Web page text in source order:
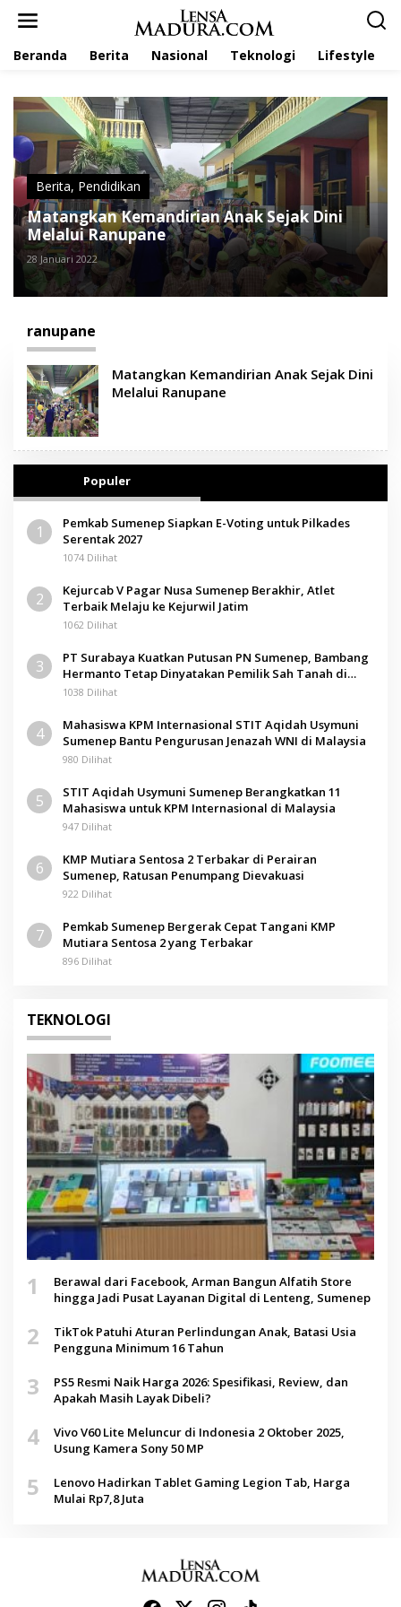
Beranda Berita Nasional Teknologi Lifestyle
Berita, Pendidikan
Matangkan Kemandirian Anak Sejak Dini
Melalui Ranupane
28 Januari 2022
ranupane
Matangkan Kemandirian Anak Sejak Dini
Melalui Ranupane
Populer
1
Pemkab Sumenep Siapkan E-Voting untuk Pilkades
Serentak 2027
1074 Dilihat
2
Kejurcab V Pagar Nusa Sumenep Berakhir, Atlet
Terbaik Melaju ke Kejurwil Jatim
1062 Dilihat
3
PT Surabaya Kuatkan Putusan PN Sumenep, Bambang
Hermanto Tetap Dinyatakan Pemilik Sah Tanah di
Pamolokan
1038 Dilihat
4
Mahasiswa KPM Internasional STIT Aqidah Usymuni
Sumenep Bantu Pengurusan Jenazah WNI di Malaysia
980 Dilihat
5
STIT Aqidah Usymuni Sumenep Berangkatkan 11
Mahasiswa untuk KPM Internasional di Malaysia
947 Dilihat
6
KMP Mutiara Sentosa 2 Terbakar di Perairan
Sumenep, Ratusan Penumpang Dievakuasi
922 Dilihat
7
Pemkab Sumenep Bergerak Cepat Tangani KMP
Mutiara Sentosa 2 yang Terbakar
896 Dilihat
TEKNOLOGI
1
Berawal dari Facebook, Arman Bangun Alfatih Store
hingga Jadi Pusat Layanan Digital di Lenteng, Sumenep
2
TikTok Patuhi Aturan Perlindungan Anak, Batasi Usia
Pengguna Minimum 16 Tahun
3
PS5 Resmi Naik Harga 2026: Spesifikasi, Review, dan
Apakah Masih Layak Dibeli?
4
Vivo V60 Lite Meluncur di Indonesia 2 Oktober 2025,
Usung Kamera Sony 50 MP
5
Lenovo Hadirkan Tablet Gaming Legion Tab, Harga
Mulai Rp7,8 Juta